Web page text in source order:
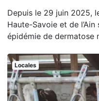
Depuis le 29 juin 2025,
Haute-Savoie et de
épidémie de dermatose
Locales